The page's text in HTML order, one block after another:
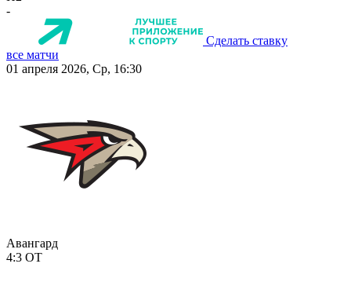
-
Сделать ставку
все матчи
01 апреля 2026, Ср, 16:30
Авангард
4:3 ОТ